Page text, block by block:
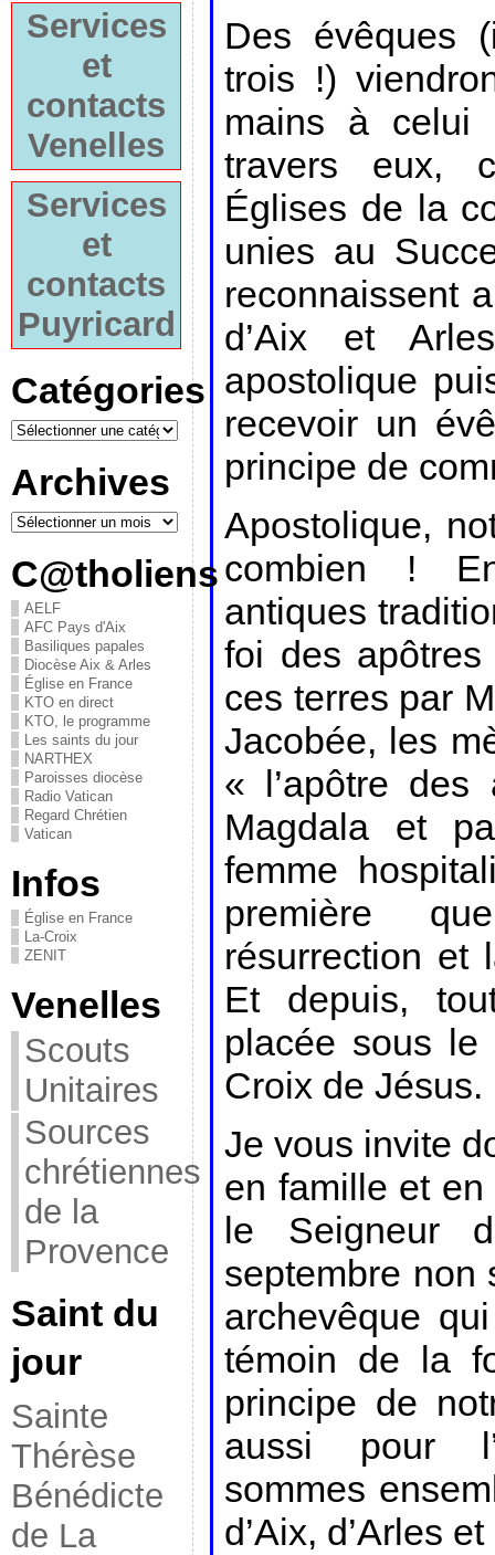
Services
et
contacts
Venelles
Services
et
contacts
Puyricard
Catégories
Archives
C@tholiens
AELF
AFC Pays d'Aix
Basiliques papales
Diocèse Aix & Arles
Église en France
KTO en direct
KTO, le programme
Les saints du jour
NARTHEX
Paroisses diocèse
Radio Vatican
Regard Chrétien
Vatican
Infos
Église en France
La-Croix
ZENIT
Venelles
Scouts
Unitaires
Sources
chrétiennes
de la
Provence
Saint du
jour
Sainte
Thérèse
Bénédicte
de La
Des évêques
trois !)
mains à
travers eux,
Églises de la
unies au
reconnaissent
d’Aix et
apostolique
recevoir un
principe de
Apostolique,
combien !
antiques
foi des
ces terres par
Jacobée, les
« l’apôtre
Magdala et
femme
première
résurrection et
Et depuis,
placée sous
Croix de Jésus.
Je vous invite
en famille et
le Seigneur
septembre non
archevêque
témoin de la
principe de
aussi pour
sommes
d’Aix, d’Arles